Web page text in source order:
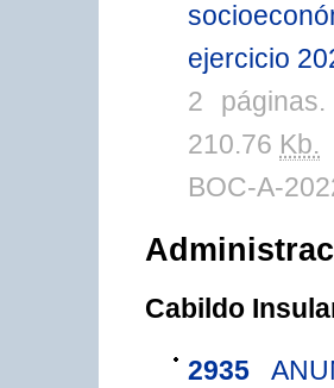
ejercicio
2
210.76 Kb.
BOC-A-
Cabildo
2935